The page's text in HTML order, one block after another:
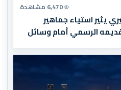
6,470 مشاهدة
يثير استياء جماهير
الرسمي أمام وسائل